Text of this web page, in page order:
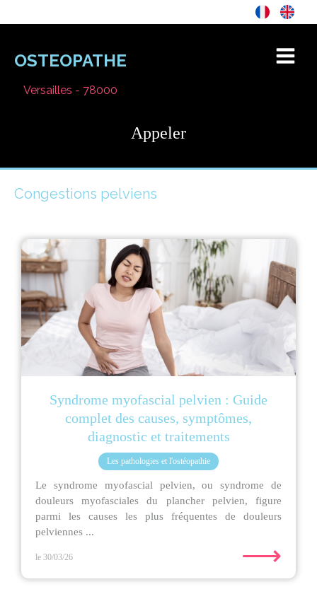
OSTEOPATHE
Versailles - 78000
Appeler
Congestions pelviens
Syndrome myofascial pelvien : Guide
complet des causes, symptômes,
diagnostic et traitements
Les pathologies et l'ostéopathie
Le syndrome myofascial pelvien, ou syndrome de
douleurs myofasciales du plancher pelvien, figure
parmi les causes les plus fréquentes de douleurs
pelviennes ...
le 30/03/26 ⟶